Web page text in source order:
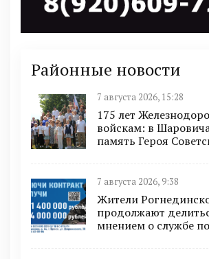
Районные новости
7 августа 2026, 15:28
175 лет
войскам: в
память Героя
7 августа 2026, 9:38
Жители
продолжают
мнением о службе